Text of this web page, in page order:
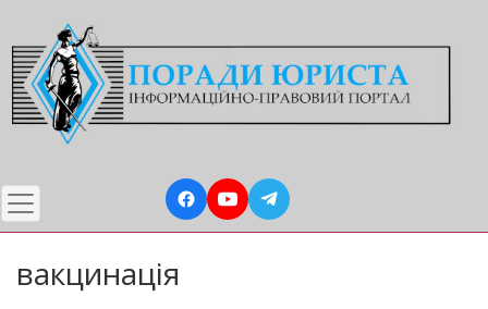
до
основного
вмісту
вакцинація